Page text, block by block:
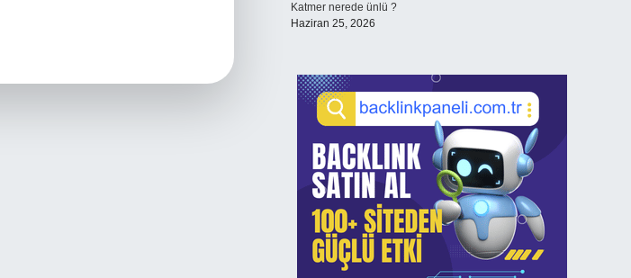
Katmer nerede ünlü ?
Haziran 25, 2026